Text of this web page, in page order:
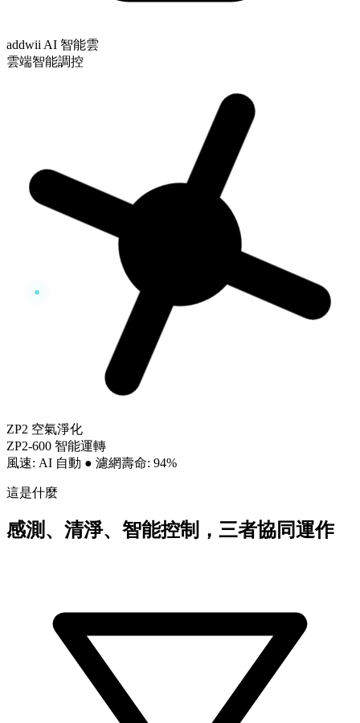
addwii AI 智能雲
雲端智能調控
ZP2 空氣淨化
ZP2-600 智能運轉
風速: AI 自動 ● 濾網壽命: 94%
這是什麼
感測、清淨、智能控制，三者協同運作